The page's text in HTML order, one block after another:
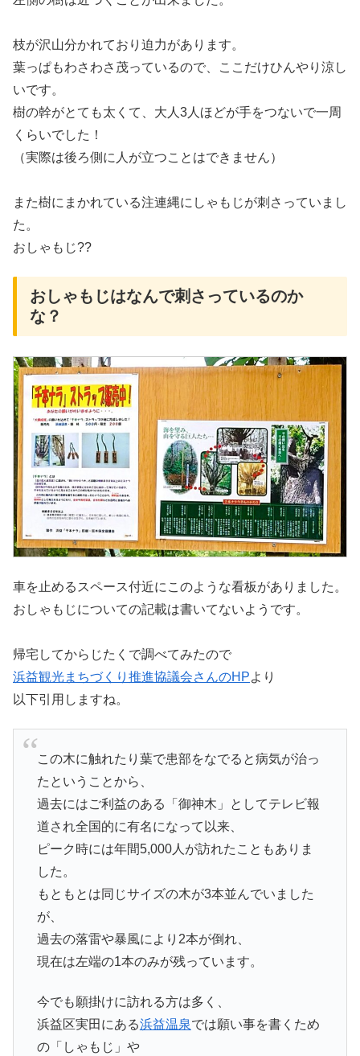
枝が沢山分かれており迫力があります。
葉っぱもわさわさ茂っているので、ここだけひんやり涼し
いです。
樹の幹がとても太くて、大人3人ほどが手をつないで一周
くらいでした！
（実際は後ろ側に人が立つことはできません）
また樹にまかれている注連縄にしゃもじが刺さっていまし
た。
おしゃもじ??
おしゃもじはなんで刺さっているのか
な？
車を止めるスペース付近にこのような看板がありました。
おしゃもじについての記載は書いてないようです。
帰宅してからじたくで調べてみたので
浜益観光まちづくり推進協議会さんのHPより
以下引用しますね。
この木に触れたり葉で患部をなでると病気が治っ
たということから、
過去にはご利益のある「御神木」としてテレビ報
道され全国的に有名になって以来、
ピーク時には年間5,000人が訪れたこともありま
した。
もともとは同じサイズの木が3本並んでいました
が、
過去の落雷や暴風により2本が倒れ、
現在は左端の1本のみが残っています。
今でも願掛けに訪れる方は多く、
浜益区実田にある浜益温泉では願い事を書くため
の「しゃもじ」や